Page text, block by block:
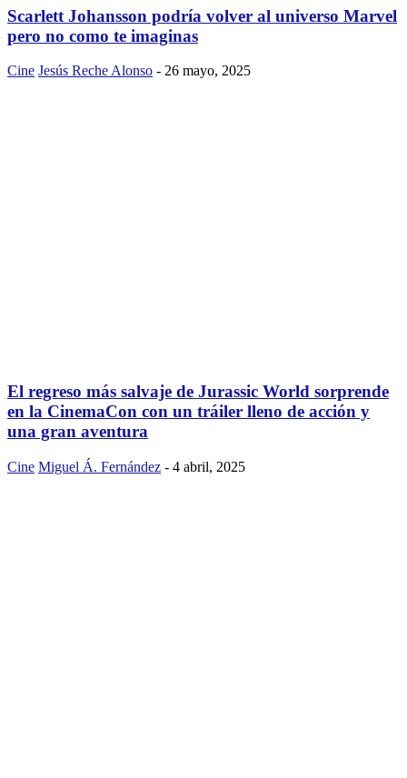
Scarlett Johansson podría volver al universo Marvel
pero no como te imaginas
Cine Jesús Reche Alonso - 26 mayo, 2025
El regreso más salvaje de Jurassic World sorprende
en la CinemaCon con un tráiler lleno de acción y
una gran aventura
Cine Miguel Á. Fernández - 4 abril, 2025